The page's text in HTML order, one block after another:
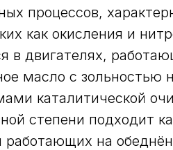
процессов,
как окисления и
в двигателях,
масло с зольностью
каталитической
степени подходит
работающих на